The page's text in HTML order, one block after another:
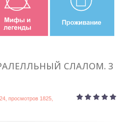
СЛАЛОМ. 3
, просмотров 1825,